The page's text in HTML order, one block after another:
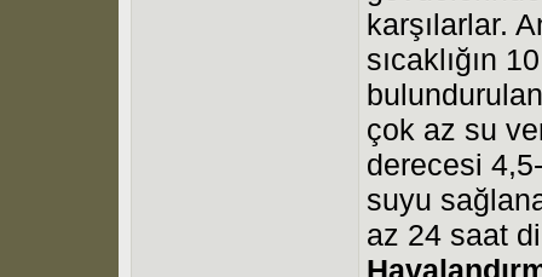
karşılarlar.
sıcaklığın
çok az su
derecesi
suyu
az 24 saat